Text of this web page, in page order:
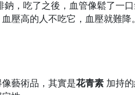
鈉，吃了之後，血管像鬆了一
壓高的人不吃它，血壓就難降。
藝術品，其實是花青素 加持